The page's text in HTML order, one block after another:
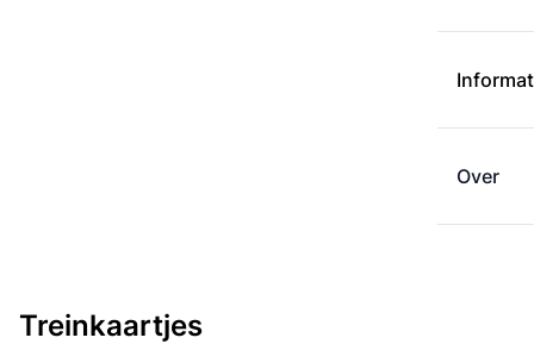
Over
Treinkaartjes